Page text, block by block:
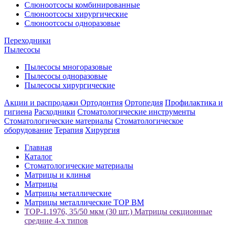
Слюноотсосы комбинированные
Слюноотсосы хирургические
Слюноотсосы одноразовые
Переходники
Пылесосы
Пылесосы многоразовые
Пылесосы одноразовые
Пылесосы хирургические
Акции и распродажи Ортодонтия Ортопедия Профилактика и
гигиена Расходники Стоматологические инструменты
Стоматологические материалы Стоматологическое
оборудование Терапия Хирургия
Главная
Каталог
Стоматологические материалы
Матрицы и клинья
Матрицы
Матрицы металлические
Матрицы металлические ТОР ВМ
ТОР-1.1976, 35/50 мкм (30 шт.) Матрицы секционные
средние 4-х типов